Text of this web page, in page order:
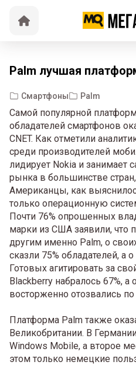
Palm лучшая
Смартфоны Palm
Самой популярной
обладателей смартфонов
CNET. Как отметили
среди производителей
лидирует Nokia и
рынка в большинстве
Американцы, как
только операционную
Почти 76% опрошенных
марки из США заявили, что
другим именно Palm, о
сказли 75% обладателей, а
Готовых агитировать за
Blackberry набралось 67%,
восторженно отозвались по
Платформа Palm также
Великобритании. В
Windows Mobile, а второе
этом только немецкие